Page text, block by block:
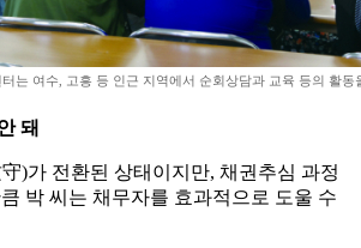
는 여수, 고흥 등 인근 지역에서 순회상담과 교육 등의 활동
돼
)가 전환된 상태이지만, 채권추심 과정
박 씨는 채무자를 효과적으로 도울 수